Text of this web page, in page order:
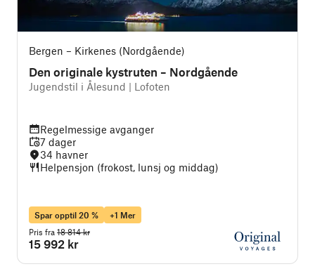
Bergen – Kirkenes (Nordgående)
Den originale kystruten – Nordgående
Jugendstil i Ålesund | Lofoten
Regelmessige avganger
7 dager
34 havner
Helpensjon (frokost, lunsj og middag)
Spar opptil 20 %
+1 Mer
Pris fra 18 814 kr
15 992 kr